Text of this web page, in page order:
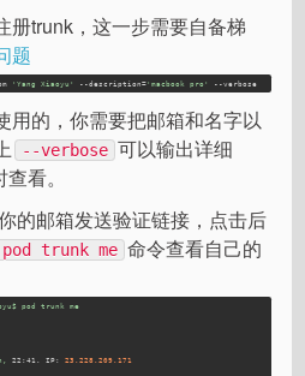
册trunk，这一步需要自备梯
题
'Yang Xiaoyu' --description='macbook pro' --verbose
用的，你需要把邮箱和名字以
--verbose 可以输出详细
看。
的邮箱发送验证链接，点击后
pod trunk me 命令查看自己的
pod trunk
me
22:41. IP: 23.228 .209 .171